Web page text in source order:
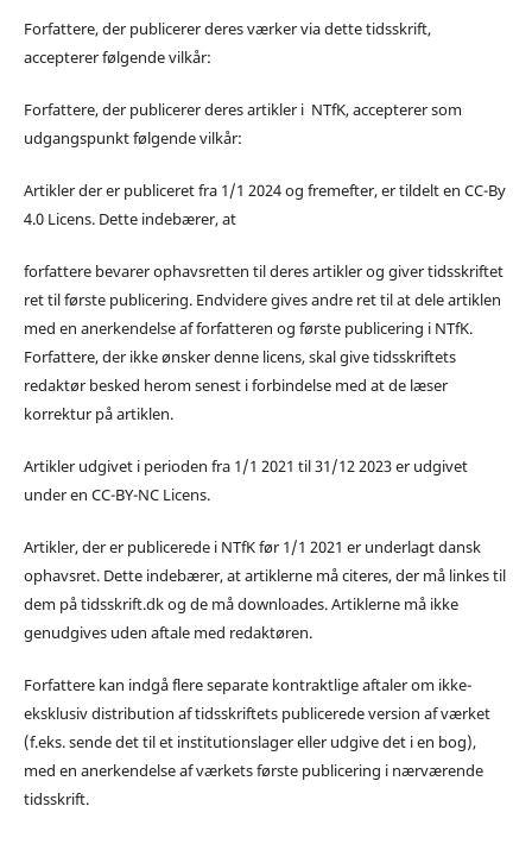
Forfattere, der publicerer deres værker via dette tidsskrift,
accepterer følgende vilkår:
Forfattere, der publicerer deres artikler i NTfK, accepterer som
udgangspunkt følgende vilkår:
Artikler der er publiceret fra 1/1 2024 og fremefter, er tildelt en CC-By
4.0 Licens. Dette indebærer, at
forfattere bevarer ophavsretten til deres artikler og giver tidsskriftet
ret til første publicering. Endvidere gives andre ret til at dele artiklen
med en anerkendelse af forfatteren og første publicering i NTfK.
Forfattere, der ikke ønsker denne licens, skal give tidsskriftets
redaktør besked herom senest i forbindelse med at de læser
korrektur på artiklen.
Artikler udgivet i perioden fra 1/1 2021 til 31/12 2023 er udgivet
under en CC-BY-NC Licens.
Artikler, der er publicerede i NTfK før 1/1 2021 er underlagt dansk
ophavsret. Dette indebærer, at artiklerne må citeres, der må linkes til
dem på tidsskrift.dk og de må downloades. Artiklerne må ikke
genudgives uden aftale med redaktøren.
Forfattere kan indgå flere separate kontraktlige aftaler om ikke-
eksklusiv distribution af tidsskriftets publicerede version af værket
(f.eks. sende det til et institutionslager eller udgive det i en bog),
med en anerkendelse af værkets første publicering i nærværende
tidsskrift.